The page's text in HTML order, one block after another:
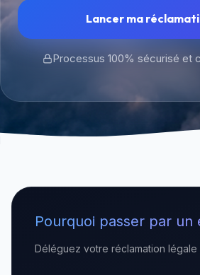
Lancer ma
Processus 100% sécurisé et
Pourquoi passer par un
Déléguez votre réclamation légale